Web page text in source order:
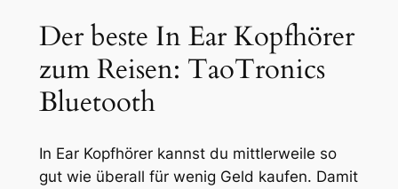
Der beste In Ear Kopfhörer
zum Reisen: TaoTronics
Bluetooth
In Ear Kopfhörer kannst du mittlerweile so
gut wie überall für wenig Geld kaufen. Damit